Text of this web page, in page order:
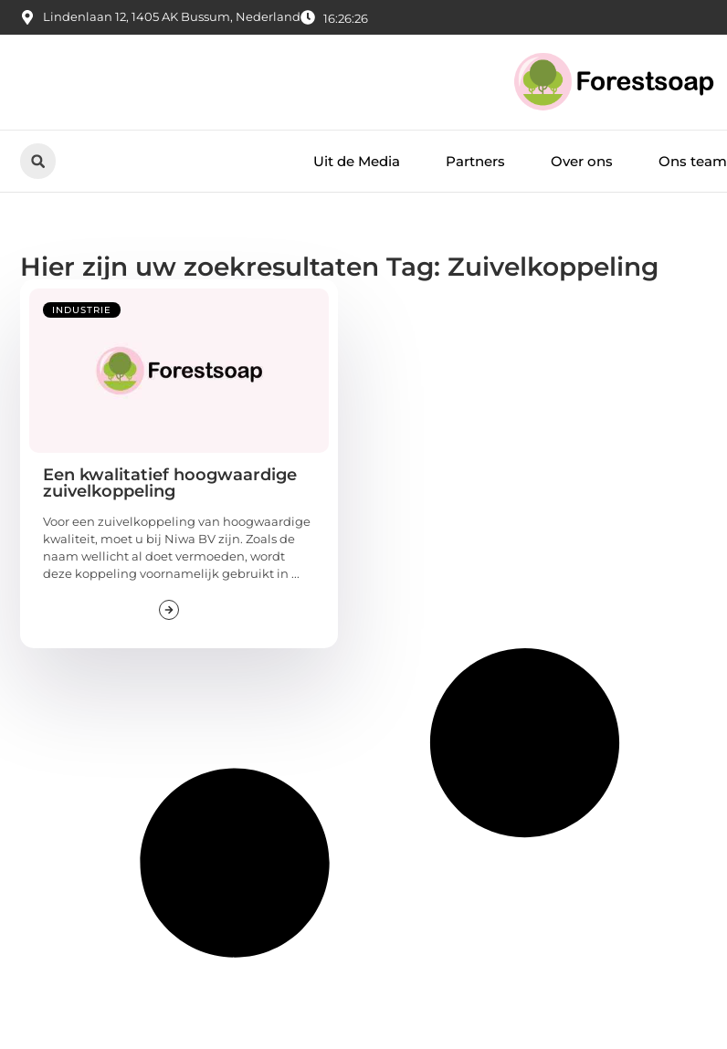
Lindenlaan 12, 1405 AK Bussum, Nederland 16:26:27
Uit de Media Partners Over ons Ons team
Hier zijn uw zoekresultaten Tag: Zuivelkoppeling
INDUSTRIE
Een kwalitatief hoogwaardige
zuivelkoppeling
Voor een zuivelkoppeling van hoogwaardige
kwaliteit, moet u bij Niwa BV zijn. Zoals de
naam wellicht al doet vermoeden, wordt
deze koppeling voornamelijk gebruikt in ...